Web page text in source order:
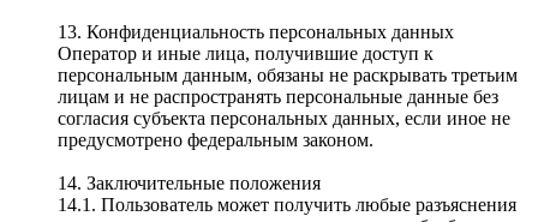
13. Конфиденциальность персональных данных
Оператор и иные лица, получившие доступ к
персональным данным, обязаны не раскрывать третьим
лицам и не распространять персональные данные без
согласия субъекта персональных данных, если иное не
предусмотрено федеральным законом.
14. Заключительные положения
14.1. Пользователь может получить любые разъяснения